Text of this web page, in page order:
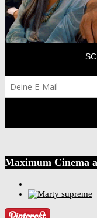
Maximum Cinema